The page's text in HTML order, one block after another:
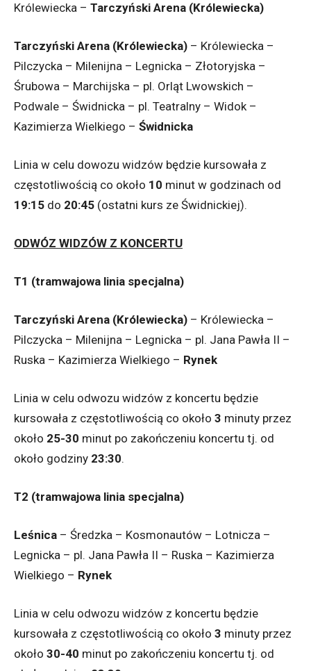
Królewiecka – Tarczyński Arena (Królewiecka)
Tarczyński Arena (Królewiecka) – Królewiecka –
Pilczycka – Milenijna – Legnicka – Złotoryjska –
Śrubowa – Marchijska – pl. Orląt Lwowskich –
Podwale – Świdnicka – pl. Teatralny – Widok –
Kazimierza Wielkiego – Świdnicka
Linia w celu dowozu widzów będzie kursowała z
częstotliwością co około 10 minut w godzinach od
19:15 do 20:45 (ostatni kurs ze Świdnickiej).
ODWÓZ WIDZÓW Z KONCERTU
T1 (tramwajowa linia specjalna)
Tarczyński Arena (Królewiecka) – Królewiecka –
Pilczycka – Milenijna – Legnicka – pl. Jana Pawła II –
Ruska – Kazimierza Wielkiego – Rynek
Linia w celu odwozu widzów z koncertu będzie
kursowała z częstotliwością co około 3 minuty przez
około 25-30 minut po zakończeniu koncertu tj. od
około godziny 23:30.
T2 (tramwajowa linia specjalna)
Leśnica – Średzka – Kosmonautów – Lotnicza –
Legnicka – pl. Jana Pawła II – Ruska – Kazimierza
Wielkiego – Rynek
Linia w celu odwozu widzów z koncertu będzie
kursowała z częstotliwością co około 3 minuty przez
około 30-40 minut po zakończeniu koncertu tj. od